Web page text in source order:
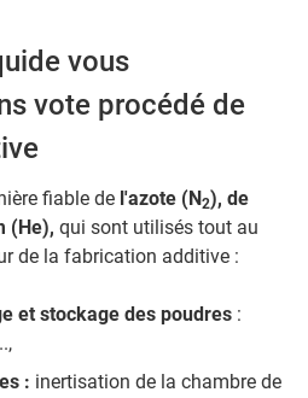
vous
vote procédé de
fiable de l'azote (N2), de
(He), qui sont utilisés tout au
de la fabrication additive :
et stockage des poudres:
: inertisation de la chambre de